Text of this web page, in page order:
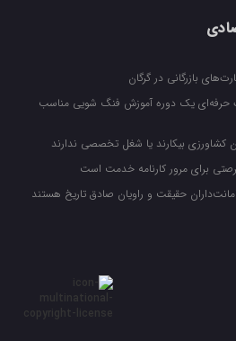
حرفه‌ای یک دوره آموزش فنگ شویی مناسب
برای مرور کارنامه خدمت است
حقیقت و راویان صادق تاریخ‌ هستند